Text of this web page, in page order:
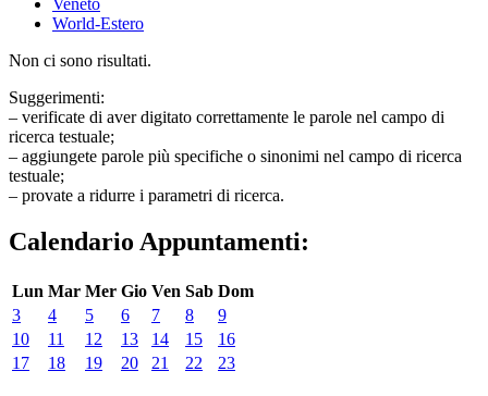
Veneto
World-Estero
Non ci sono risultati.
Suggerimenti:
– verificate di aver digitato correttamente le parole nel campo di
ricerca testuale;
– aggiungete parole più specifiche o sinonimi nel campo di ricerca
testuale;
– provate a ridurre i parametri di ricerca.
Calendario Appuntamenti:
Lun Mar Mer Gio Ven Sab Dom
3
4 5 6 7 8
9
10
11 12 13 14 15
16
17
18 19 20 21 22 23